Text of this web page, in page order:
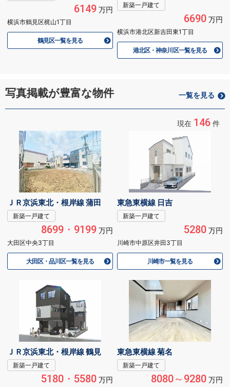
6149万円
横浜市鶴見区梶山1丁目
鶴見区一覧を見る
新築一戸建て
6690万円
横浜市港北区新吉田東1丁目
港北区・神奈川区一覧を見る
写真掲載が豊富な物件 一覧を見る
現在 146 件
ＪＲ京浜東北・根岸線 蒲田
新築一戸建て
8699・9199万円
大田区中央3丁目
大田区・品川区一覧を見る
東急東横線 日吉
新築一戸建て
5280万円
川崎市中原区井田3丁目
川崎市一覧を見る
ＪＲ京浜東北・根岸線 鶴見
新築一戸建て
5180・5580万円
東急東横線 菊名
新築一戸建て
8080～9280万円